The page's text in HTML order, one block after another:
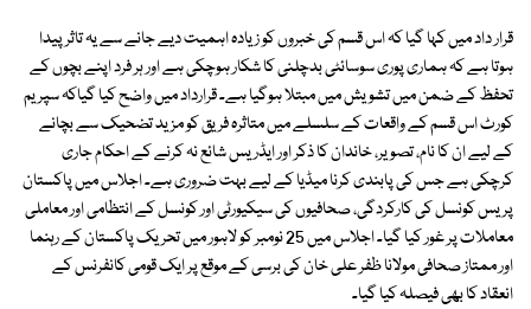
قرار داد میں کہا گیا کہ اس قسم کی خبروں کو زیادہ اہمیت دیے جانے سے یہ تاثر پیدا
ہوتا ہے کہ ہماری پوری سوسائٹی بدچلنی کا شکار ہوچکی ہے اور ہر فرد اپنے بچوں کے
تحفظ کے ضمن میں تشویش میں مبتلا ہوگیا ہے۔ قرارداد میں واضح کیا گیاکہ سپریم
کورٹ اس قسم کے واقعات کے سلسلے میں متاثرہ فریق کو مزید تضحیک سے بچانے
کے لیے ان کا نام، تصویر، خاندان کا ذکر اور ایڈریس شائع نہ کرنے کے احکام جاری
کرچکی ہے جس کی پابندی کرنا میڈیا کے لیے بہت ضروری ہے۔ اجلاس میں پاکستان
پریس کونسل کی کارکردگی، صحافیوں کی سیکیورٹی اور کونسل کے انتظامی اور معاملی
معاملات پر غور کیا گیا۔ اجلاس میں 25 نومبر کو لاہور میں تحریک پاکستان کے رہنما
اور ممتاز صحافی مولانا ظفر علی خان کی برسی کے موقع پر ایک قومی کانفرنس کے
انعقاد کا بھی فیصلہ کیا گیا۔